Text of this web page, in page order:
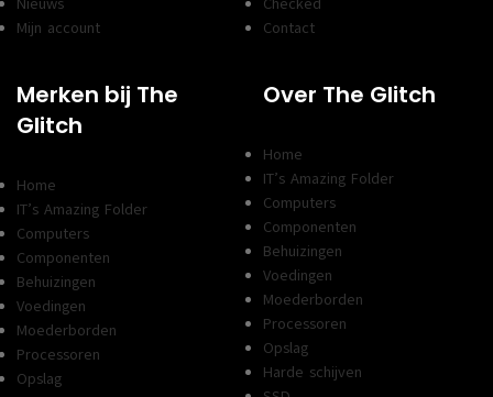
Mijn account
Contact
Merken bij The
Glitch
Home
IT’s Amazing Folder
Computers
Componenten
Behuizingen
Voedingen
Moederborden
Processoren
Opslag
Over The Glitch
Home
IT’s Amazing Folder
Computers
Componenten
Behuizingen
Voedingen
Moederborden
Processoren
Opslag
Harde schijven